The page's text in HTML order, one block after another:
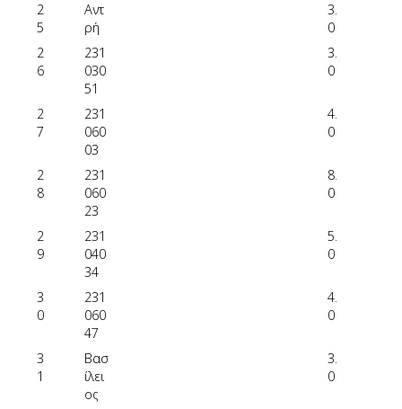
2
5
Αντ
ρή
3.
0
2
6
231
030
51
3.
0
2
7
231
060
03
4.
0
2
8
231
060
23
8.
0
2
9
231
040
34
5.
0
3
0
231
060
47
4.
0
3
1
Βασ
ίλει
ος
3.
0